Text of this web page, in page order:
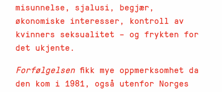
misunnelse, sjalusi, begjær,
økonomiske interesser, kontroll av
kvinners seksualitet – og frykten for
det ukjente.
Forfølgelsenfikk mye oppmerksomhet da
den kom i 1981, også utenfor Norges